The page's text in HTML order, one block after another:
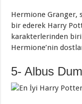
Hermione Granger,
bir ederek Harry
karakterlerinden biri
Hermione’nin
5- Albus